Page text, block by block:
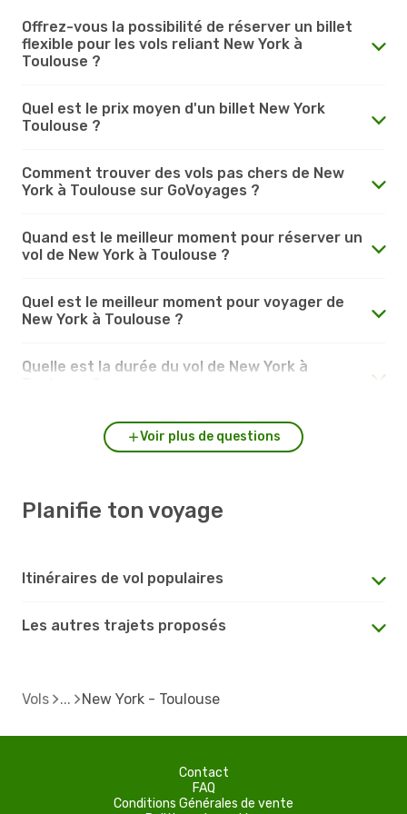
Offrez-vous la possibilité de réserver un billet
flexible pour les vols reliant New York à
Toulouse ?
Quel est le prix moyen d'un billet New York
Toulouse ?
Comment trouver des vols pas chers de New
York à Toulouse sur GoVoyages ?
Quand est le meilleur moment pour réserver un
vol de New York à Toulouse ?
Quel est le meilleur moment pour voyager de
New York à Toulouse ?
Quelle est la durée du vol de New York à
Voir plus de questions
Planifie ton voyage
Itinéraires de vol populaires
Les autres trajets proposés
Vols New York - Toulouse
Contact
FAQ
Conditions Générales de vente